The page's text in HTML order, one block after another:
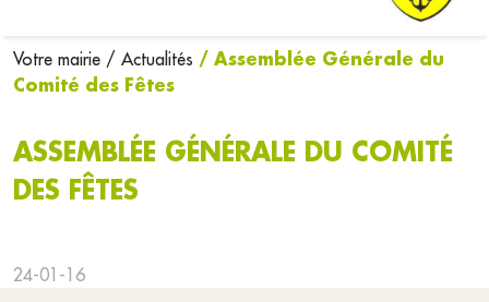
Votre mairie / Actualités / Assemblée Générale du
Comité des Fêtes
ASSEMBLÉE GÉNÉRALE DU COMITÉ
DES FÊTES
24-01-16